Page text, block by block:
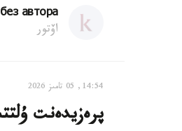
без автора
اۆتور
14:54, 05 تامىز 2026